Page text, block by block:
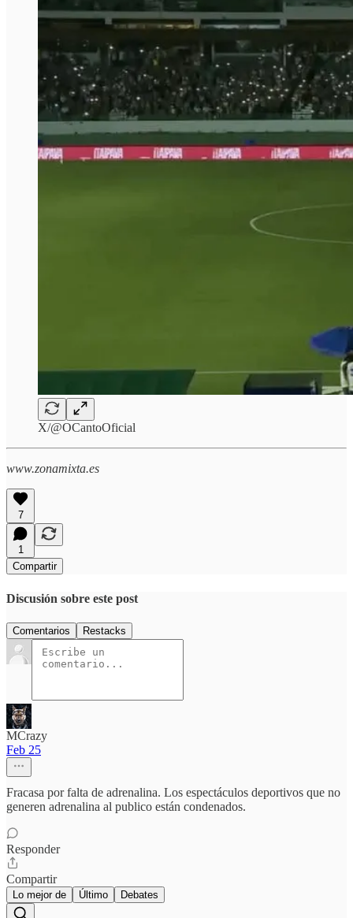
X/@OCantoOficial
www.zonamixta.es
7
1
Compartir
Discusión sobre este post
Comentarios Restacks
MCrazy
Feb 25
Fracasa por falta de adrenalina. Los espectáculos deportivos que no
generen adrenalina al publico están condenados.
Responder
Compartir
Lo mejor de Último Debates